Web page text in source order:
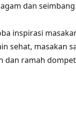
dan
inspirasi
sehat, masakan
ramah